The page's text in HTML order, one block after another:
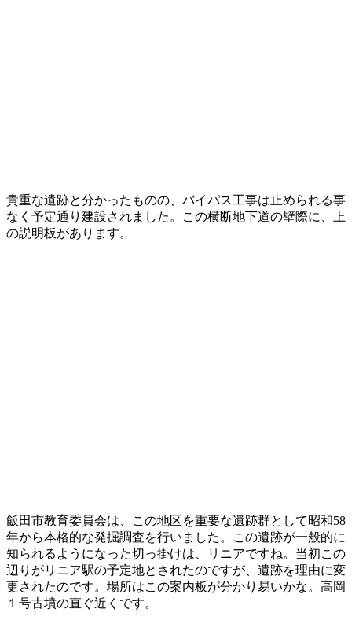
貴重な遺跡と分かったものの、バイパス工事は止められる事
なく予定通り建設されました。この横断地下道の壁際に、上
の説明板があります。
飯田市教育委員会は、この地区を重要な遺跡群として昭和58
年から本格的な発掘調査を行いました。この遺跡が一般的に
知られるようになった切っ掛けは、リニアですね。当初この
辺りがリニア駅の予定地とされたのですが、遺跡を理由に変
更されたのです。場所はこの案内板が分かり易いかな。高岡
１号古墳の直ぐ近くです。